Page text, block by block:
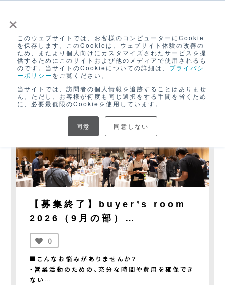
×
このウェブサイトでは、お客様のコンピューターにCookie
を保存します。このCookieは、ウェブサイト体験の改善の
ため、またより個人向けにカスタマイズされたサービスを提
供するためにこのサイトおよび他のメディアで使用されるも
のです。当サイトのCookieについての詳細は、 プライバシ
ーポリシー をご覧ください。
当サイトでは、訪問者の個人情報を追跡することはありませ
ん。ただし、お客様が何度も同じ選択をする手間を省くため
に、必要最低限のCookieを使用しています。
同意 同意しない
ログイン
無料アカウント登録
サービス 一覧
BtoB
【募集終了】buyer’s room
2026（9月の部）
【〆切：7/31(金)17:00】
0
■こんなお悩みがありませんか？
・営業活動のための、充分な時間や費用を確保でき
ない